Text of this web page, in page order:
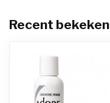
Recent bekeken